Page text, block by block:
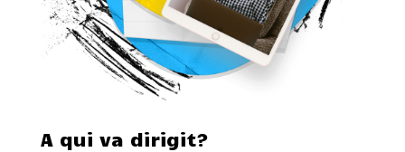
A qui va dirigit?